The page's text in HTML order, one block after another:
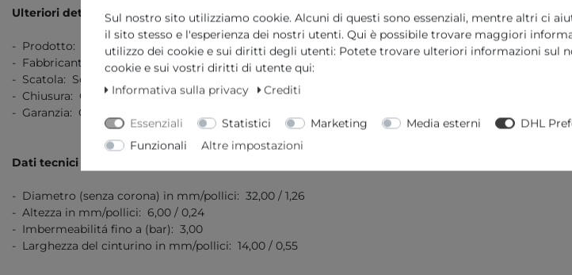
Ulteriori dettagli
- Prodotto: Reloj
- Fabbricante: Daniel Wellington
- Scatola: Scatola originale con documenti
- Chiusura: Chiusura ad ardiglione
- Garanzia: Garanzia di 2 anni
Dati tecnici
- Diametro (senza corona) in mm/pollici: 32,00 / 1,26
- Altezza in mm/pollici: 6,00 / 0,24
- Imbermeabilitá fino a (bar): 3,00
- Larghezza del cinturino in mm/pollici: 14,00 / 0,55
Sul nostro sito utilizziamo cookie. Alcuni di questi sono essenziali, mentre altri ci
il sito stesso e l'esperienza dei nostri utenti. Qui è possibile trovare maggiori
utilizzo dei cookie e sui diritti degli utenti: Potete trovare ulteriori informazioni sul
cookie e sui vostri diritti di utente qui:
Informativa sulla privacy
Crediti
Essenziali Statistici Marketing Media esterni
DHL
Funzionali
Altre impostazioni